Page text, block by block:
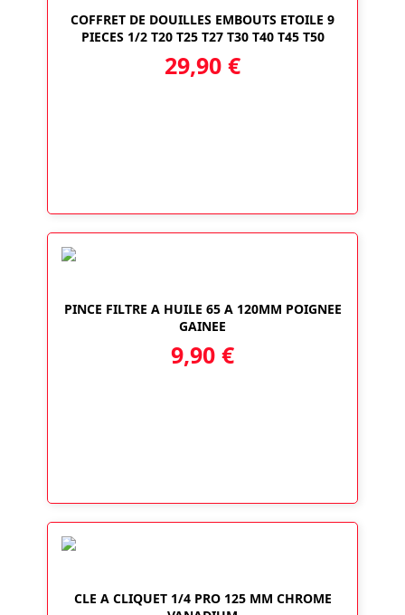
COFFRET DE DOUILLES EMBOUTS ETOILE 9
PIECES 1/2 T20 T25 T27 T30 T40 T45 T50
29,90 €
PINCE FILTRE A HUILE 65 A 120MM POIGNEE
GAINEE
9,90 €
CLE A CLIQUET 1/4 PRO 125 MM CHROME